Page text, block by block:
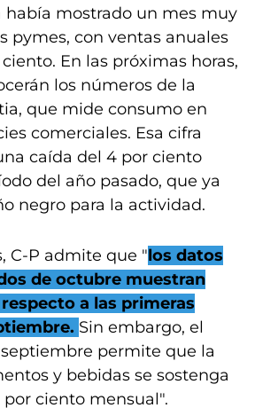
había mostrado un mes muy
pymes, con ventas anuales
En las próximas horas,
los números de la
que mide consumo en
comerciales. Esa cifra
caída del 4 por ciento
del año pasado, que ya
negro para la actividad.
C-P admite que "los datos
de octubre muestran
a las primeras
Sin embargo, el
permite que la
y bebidas se sostenga
ciento mensual".